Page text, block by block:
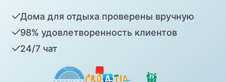
Дома для отдыха проверены вручную
98% удовлетворенность клиентов
24/7 чат